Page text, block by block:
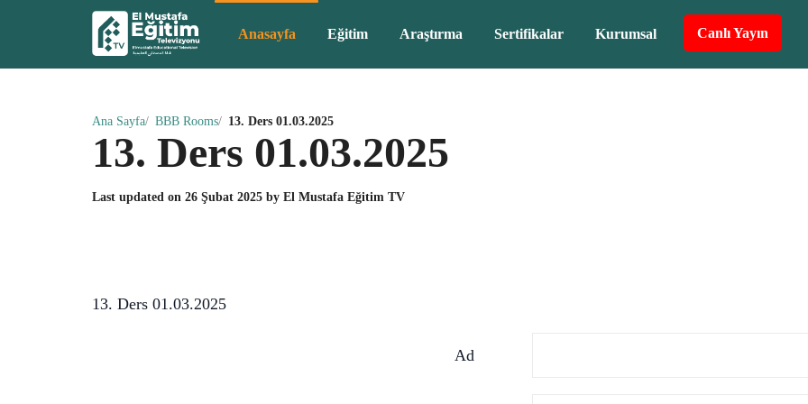
Anasayfa Eğitim Araştırma Sertifikalar Kurumsal Canlı Yayın
Ana Sayfa BBB Rooms 13. Ders 01.03.2025
13. Ders 01.03.2025
Last updated on 26 Şubat 2025 by El Mustafa Eğitim TV
13. Ders 01.03.2025
Ad